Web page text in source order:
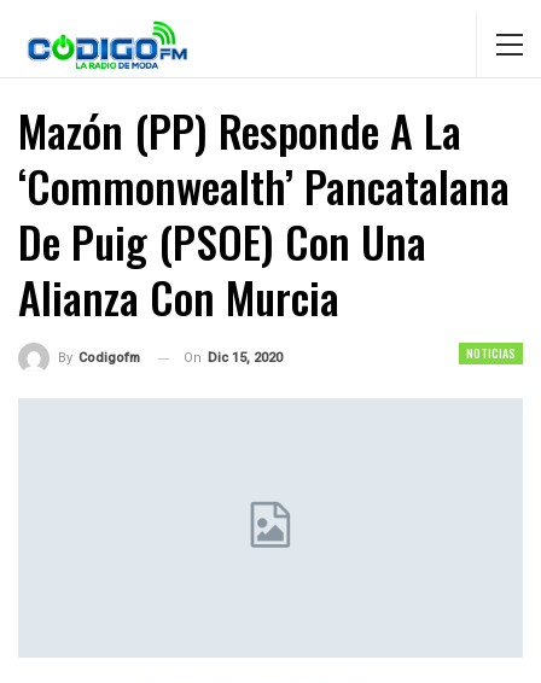
Mazón (PP) Responde A La
‘Commonwealth’ Pancatalana
De Puig (PSOE) Con Una
Alianza Con Murcia
NOTICIAS
By Codigofm On Dic 15, 2020